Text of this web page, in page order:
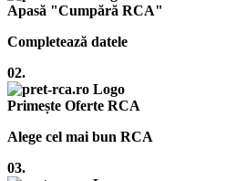
Apasă "Cumpără RCA"
Completează datele
02.
Primește Oferte RCA
Alege cel mai bun RCA
03.